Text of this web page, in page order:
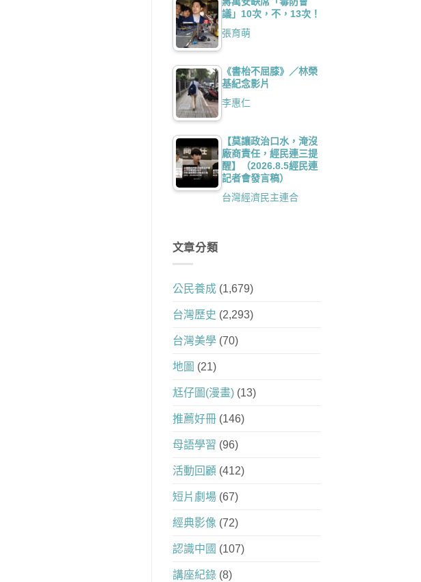
議」10次，不，13次！
張育萌
《書枱不屈膝》／林榮
基紀念影片
李惠仁
【莫讓政治口水，淹沒
廠商責任，經民連三提
醒】（2026.8.5經民連
記者會發言稿）
台灣經濟民主連合
文章分類
公民養成(1,679)
台灣歷史 (2,293)
台灣美學(70)
地圖 (21)
尪仔圖(漫畫)(13)
推薦好冊(146)
母語學習 (96)
活動回顧 (412)
短片劇場(67)
經典影像 (72)
認識中國 (107)
講座紀錄(8)